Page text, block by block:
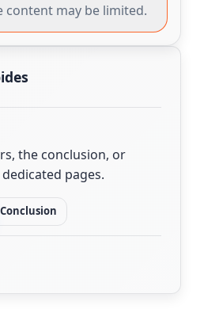
content may be limited.
the conclusion, or
pages.
Conclusion